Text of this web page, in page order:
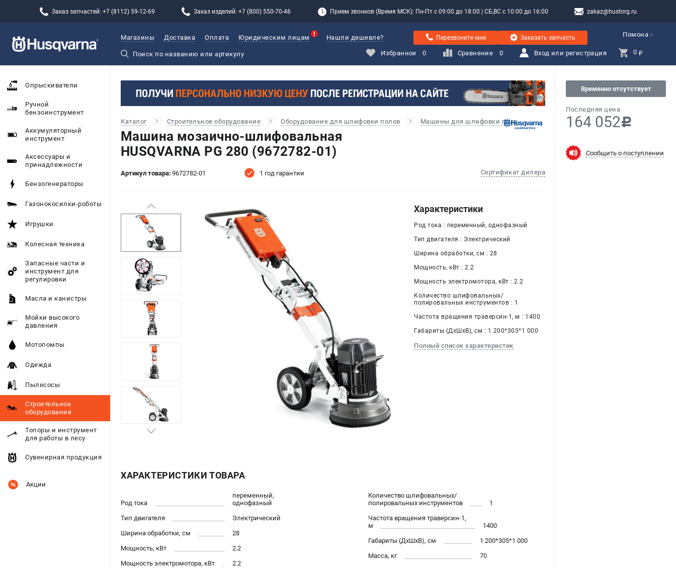
Заказ запчастей: +7 (8112) 59-12-69 Заказ изделий: +7 (800) 550-70-46 Прием звонков (Время МСК): Пн-Пт с 09:00 до 18:00 | СБ,ВС с 10:00 до 16:00 zakaz@hustorg.ru
Помона
Магазины Доставка Оплата Юридическим лицам Нашли дешевле? Перезвоните мне Заказать запчасть
Избранное 0 Сравнение 0 Вход или регистрация 0 ₽
Опрыскиватели
Ручной
бензоинструмент
Аккумуляторный
инструмент
Аксессуары и
принадлежности
Бензогенераторы
Газонокосилки-роботы
Игрушки
Колесная техника
Запасные части и
инструмент для
регулировки
Масла и канистры
Мойки высокого
давления
Мотопомпы
Одежда
Пылесосы
Строительное
оборудование
Топоры и инструмент
для работы в лесу
Сувенирная продукция
Акции
Каталог Строительное оборудование Оборудование для шлифовки полов Машины для шлифовки пола
Машина мозаично-шлифовальная
HUSQVARNA PG 280 (9672782-01)
Артикул товара: 9672782-01 Сертификат дилера
1 год гарантии
Временно отсутствует
Последняя цена
164 052c
Сообщить о поступлении
Характеристики
Род тока : переменный, однофазный
Тип двигателя : Электрический
Ширина обработки, см : 28
Мощность, кВт : 2.2
Мощность электромотора, кВт : 2.2
Количество шлифовальных/
полировальных инструментов : 1
Частота вращения траверсин-1, м : 1400
Габариты (ДхШхВ), см : 1 200*305*1 000
Полный список характеристик
ХАРАКТЕРИСТИКИ ТОВАРА
Род тока
переменный,
однофазный
Тип двигателя
Электрический
Ширина обработки, см
28
Мощность, кВт
2.2
Мощность электромотора, кВт
2.2
Количество шлифовальных/
полировальных инструментов
1
Частота вращения траверсин-1,
м
1400
Габариты (ДхШхВ), см
1 200*305*1 000
Масса, кг
70